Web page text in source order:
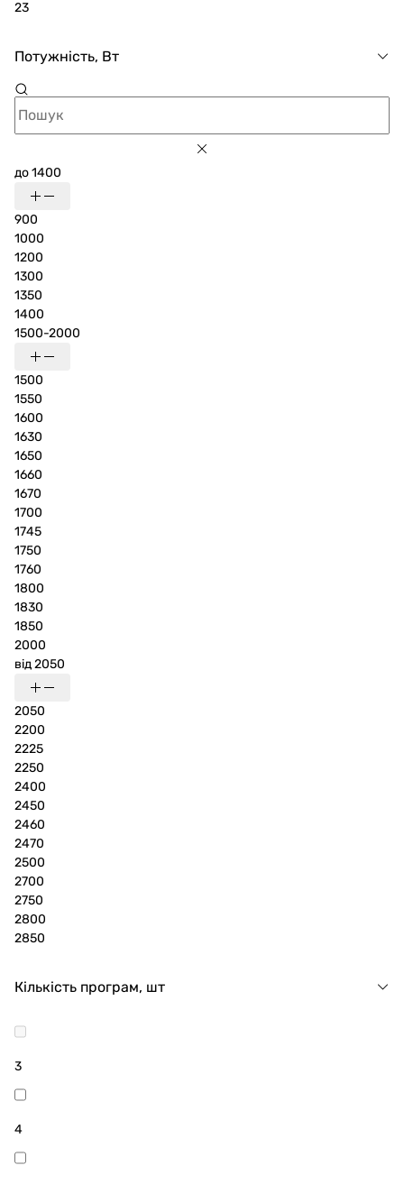
23
Потужність, Вт
до 1400
900
1000
1200
1300
1350
1400
1500-2000
1500
1550
1600
1630
1650
1660
1670
1700
1745
1750
1760
1800
1830
1850
2000
від 2050
2050
2200
2225
2250
2400
2450
2460
2470
2500
2700
2750
2800
2850
Кількість програм, шт
3
4